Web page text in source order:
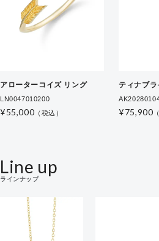
アローターコイズ リング
LN0047010200
¥55,000 （税込）
ティナブラ
¥75,900
Line up
ラインナップ